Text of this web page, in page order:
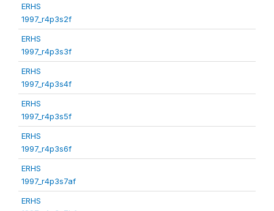
ERHS
1997_r4p3s2f
ERHS
1997_r4p3s3f
ERHS
1997_r4p3s4f
ERHS
1997_r4p3s5f
ERHS
1997_r4p3s6f
ERHS
1997_r4p3s7af
ERHS